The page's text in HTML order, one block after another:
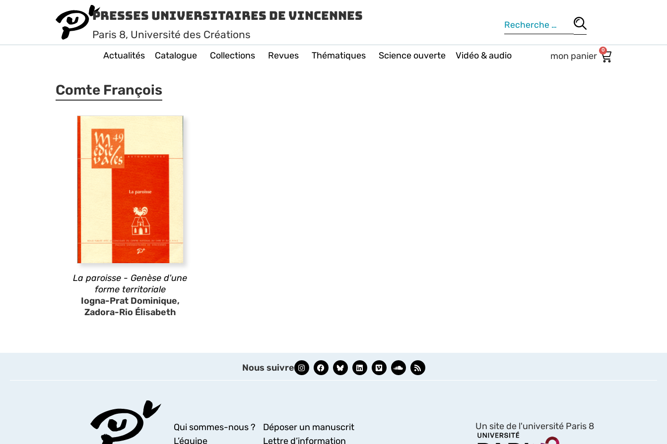
Presses Universitaires de Vincennes
Paris 8, Université des Créations
Actualités Catalogue Collections Revues Thématiques Science ouverte Vidéo & audio 0
Comte François
La paroisse - Genèse d'une
forme territoriale
Iogna-Prat Dominique,
Zadora-Rio Élisabeth
Nous suivre
Qui sommes-nous ?
L’équipe
Déposer un manuscrit
Lettre d’information
Un site de l'université Paris 8